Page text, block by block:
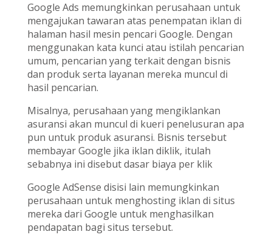
Google Ads memungkinkan perusahaan untuk
mengajukan tawaran atas penempatan iklan di
halaman hasil mesin pencari Google. Dengan
menggunakan kata kunci atau istilah pencarian
umum, pencarian yang terkait dengan bisnis
dan produk serta layanan mereka muncul di
hasil pencarian.
Misalnya, perusahaan yang mengiklankan
asuransi akan muncul di kueri penelusuran apa
pun untuk produk asuransi. Bisnis tersebut
membayar Google jika iklan diklik, itulah
sebabnya ini disebut dasar biaya per klik
Google AdSense disisi lain memungkinkan
perusahaan untuk menghosting iklan di situs
mereka dari Google untuk menghasilkan
pendapatan bagi situs tersebut.